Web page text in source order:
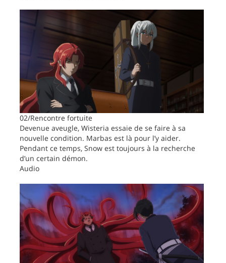
02/Rencontre fortuite
Devenue aveugle, Wisteria essaie de se faire à sa
nouvelle condition. Marbas est là pour l’y aider.
Pendant ce temps, Snow est toujours à la recherche
d’un certain démon.
Audio